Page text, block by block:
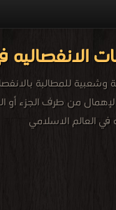
للمطالبة
من طرف الجزء أو
في العالم الاسلامي